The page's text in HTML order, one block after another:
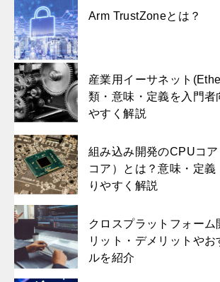
Arm TrustZoneとは？
産業用イーサネット
類・意味・定義を入門者
やすく解説
組み込み開発のCPUコ
コア）とは？意味・定義
りやすく解説
クロスプラットフォーム
リット・デメリットやお
ルを紹介